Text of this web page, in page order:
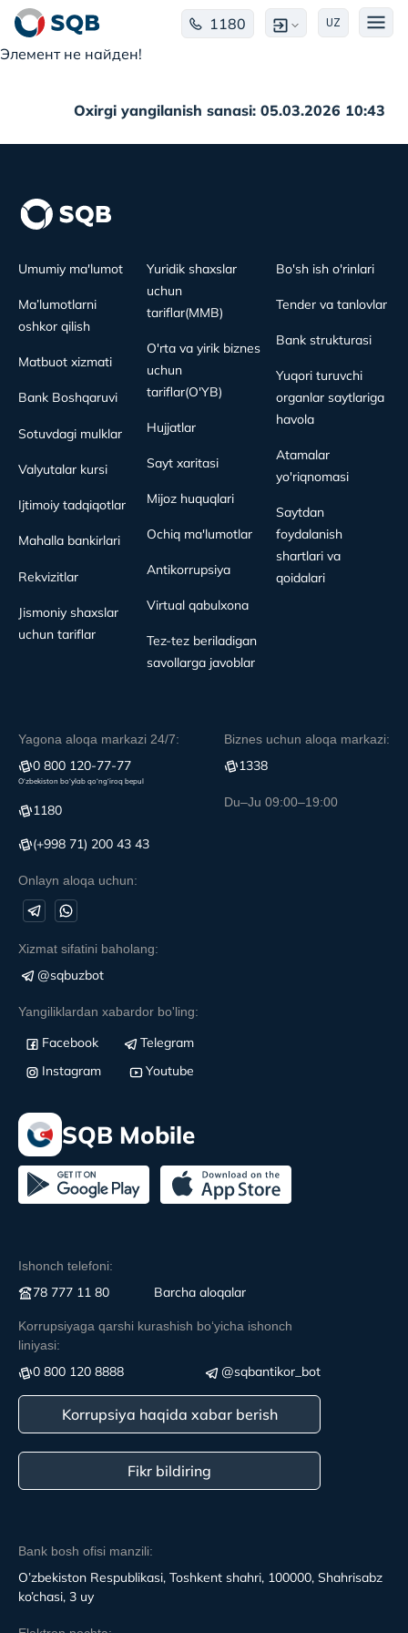
1180 UZ
Элемент не найден!
Oxirgi yangilanish sanasi: 05.03.2026 10:43
Bank bosh ofisi manzili:
O’zbekiston Respublikasi, Toshkent shahri, 100000, Shahrisabz
ko’chasi, 3 uy
Umumiy ma'lumot
Ma’lumotlarni
oshkor qilish
Matbuot xizmati
Bank Boshqaruvi
Sotuvdagi mulklar
Valyutalar kursi
Ijtimoiy tadqiqotlar
Mahalla bankirlari
Rekvizitlar
Jismoniy shaxslar
uchun tariflar
Yuridik shaxslar
uchun
tariflar(MMB)
O'rta va yirik biznes
uchun
tariflar(O'YB)
Hujjatlar
Sayt xaritasi
Mijoz huquqlari
Ochiq ma'lumotlar
Antikorrupsiya
Virtual qabulxona
Tez-tez beriladigan
savollarga javoblar
Bo'sh ish o'rinlari
Tender va tanlovlar
Bank strukturasi
Yuqori turuvchi
organlar saytlariga
havola
Atamalar
yo'riqnomasi
Saytdan
foydalanish
shartlari va
qoidalari
Yagona aloqa markazi 24/7:
0 800 120-77-77
O‘zbekiston bo‘ylab qo‘ng‘iroq bepul
1180
(+998 71) 200 43 43
Onlayn aloqa uchun:
Biznes uchun aloqa markazi:
1338
Du–Ju 09:00–19:00
Xizmat sifatini baholang:
@sqbuzbot
Yangiliklardan xabardor bo'ling:
Facebook
Telegram
Instagram
Youtube
SQB Mobile
Ishonch telefoni:
78 777 11 80 Вarcha aloqalar
Korrupsiyaga qarshi kurashish boʻyicha ishonch
liniyasi:
0 800 120 8888 @sqbantikor_bot
Korrupsiya haqida xabar berish
Fikr bildiring